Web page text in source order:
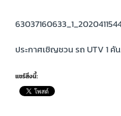
ประกาศเชิญชวน รถ UTV 1 คั
แชร์สิ่งนี้: